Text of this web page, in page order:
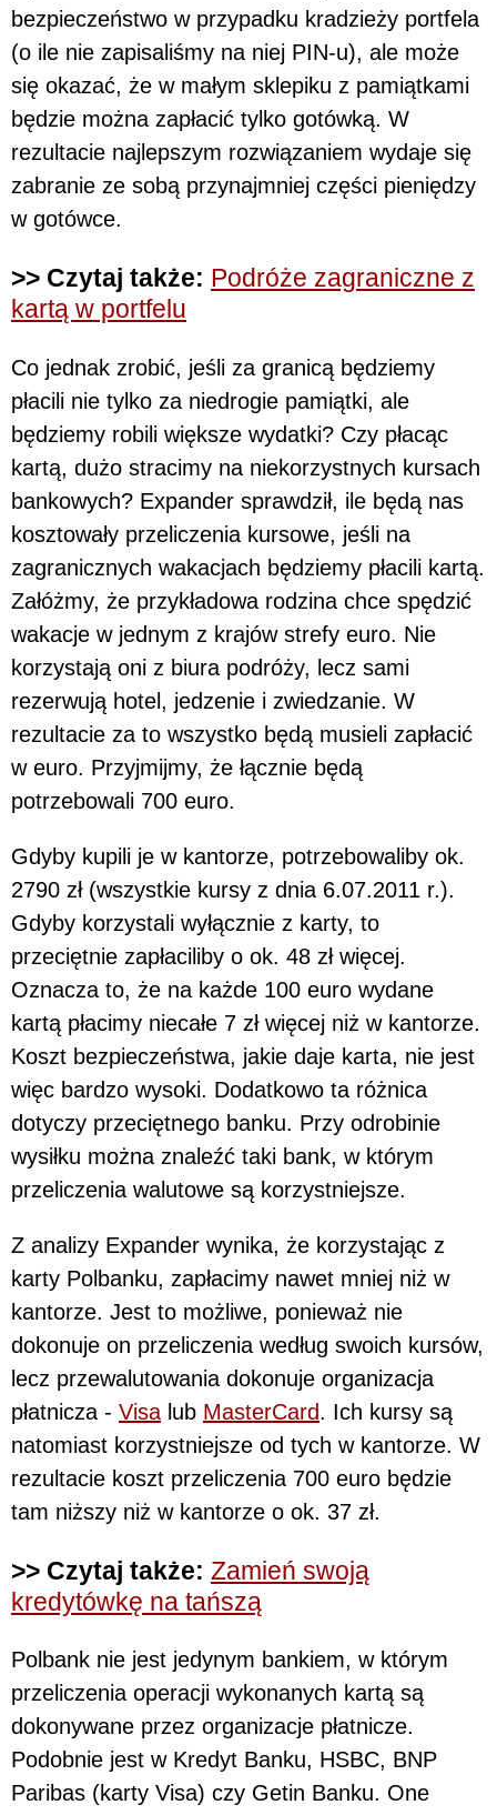
bezpieczeństwo w przypadku kradzieży portfela
(o ile nie zapisaliśmy na niej PIN-u), ale może
się okazać, że w małym sklepiku z pamiątkami
będzie można zapłacić tylko gotówką. W
rezultacie najlepszym rozwiązaniem wydaje się
zabranie ze sobą przynajmniej części pieniędzy
w gotówce.
>> Czytaj także: Podróże zagraniczne z
kartą w portfelu
Co jednak zrobić, jeśli za granicą będziemy
płacili nie tylko za niedrogie pamiątki, ale
będziemy robili większe wydatki? Czy płacąc
kartą, dużo stracimy na niekorzystnych kursach
bankowych? Expander sprawdził, ile będą nas
kosztowały przeliczenia kursowe, jeśli na
zagranicznych wakacjach będziemy płacili kartą.
Załóżmy, że przykładowa rodzina chce spędzić
wakacje w jednym z krajów strefy euro. Nie
korzystają oni z biura podróży, lecz sami
rezerwują hotel, jedzenie i zwiedzanie. W
rezultacie za to wszystko będą musieli zapłacić
w euro. Przyjmijmy, że łącznie będą
potrzebowali 700 euro.
Gdyby kupili je w kantorze, potrzebowaliby ok.
2790 zł (wszystkie kursy z dnia 6.07.2011 r.).
Gdyby korzystali wyłącznie z karty, to
przeciętnie zapłaciliby o ok. 48 zł więcej.
Oznacza to, że na każde 100 euro wydane
kartą płacimy niecałe 7 zł więcej niż w kantorze.
Koszt bezpieczeństwa, jakie daje karta, nie jest
więc bardzo wysoki. Dodatkowo ta różnica
dotyczy przeciętnego banku. Przy odrobinie
wysiłku można znaleźć taki bank, w którym
przeliczenia walutowe są korzystniejsze.
Z analizy Expander wynika, że korzystając z
karty Polbanku, zapłacimy nawet mniej niż w
kantorze. Jest to możliwe, ponieważ nie
dokonuje on przeliczenia według swoich kursów,
lecz przewalutowania dokonuje organizacja
płatnicza - Visa lub MasterCard. Ich kursy są
natomiast korzystniejsze od tych w kantorze. W
rezultacie koszt przeliczenia 700 euro będzie
tam niższy niż w kantorze o ok. 37 zł.
>> Czytaj także: Zamień swoją
kredytówkę na tańszą
Polbank nie jest jedynym bankiem, w którym
przeliczenia operacji wykonanych kartą są
dokonywane przez organizacje płatnicze.
Podobnie jest w Kredyt Banku, HSBC, BNP
Paribas (karty Visa) czy Getin Banku. One